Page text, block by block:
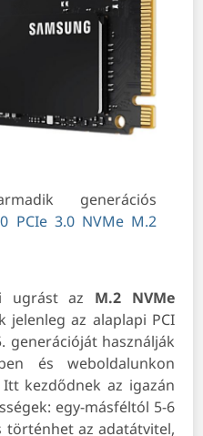
generációs
PCIe 3.0 NVMe M.2
ugrást az M.2 NVMe
jelenleg az alaplapi PCI
generációját használják
és weboldalunkon
kezdődnek az igazán
egy-másféltól 5-6
történhet az adatátvitel,